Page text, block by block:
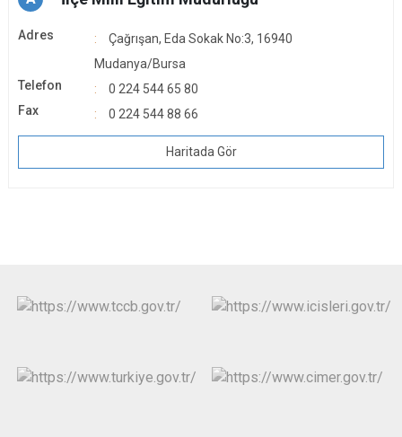
Adres
Çağrışan, Eda Sokak No:3, 16940
Mudanya/Bursa
Telefon
0 224 544 65 80
Fax
0 224 544 88 66
Haritada Gör